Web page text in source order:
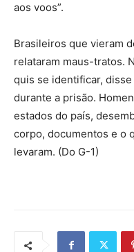
aos voos”.
Brasileiros que vieram
relataram maus-tratos.
quis se identificar,
durante a prisão.
estados do país,
corpo, documentos e o
levaram. (Do G-1)